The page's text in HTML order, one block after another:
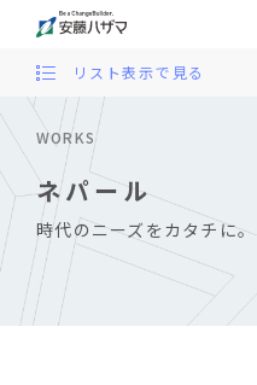
WORKS
ネパール
時代のニーズをカタチに。
リスト表示で見る